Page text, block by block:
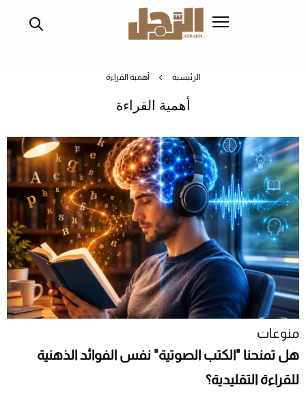
الرئيسية أهمية القراءة
أهمية القراءة
منوعات
هل تمنحنا "الكتب الصوتية" نفس الفوائد الذهنية
للقراءة التقليدية؟